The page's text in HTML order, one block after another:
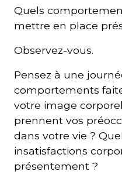
Quels
mettre en place
Observez-vous.
Pensez à une
comportements
votre image
prennent vos
dans votre vie ?
insatisfactions
présentement ?